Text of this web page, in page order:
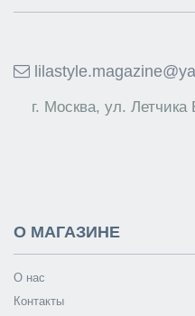
г. Москва, ул.
О МАГАЗИНЕ
О нас
Контакты